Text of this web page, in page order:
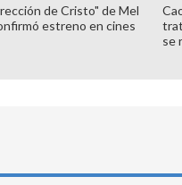
de Cristo" de Mel
estreno en cines
se